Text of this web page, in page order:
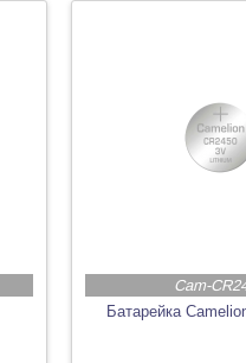
Cam-
Батарейка